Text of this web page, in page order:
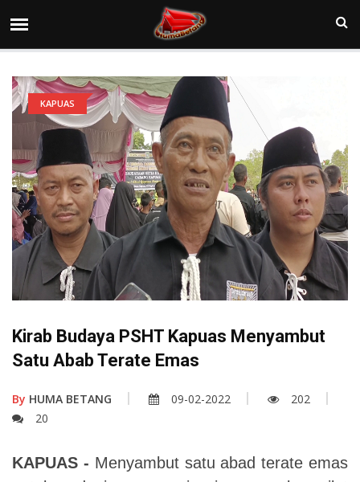
KAPUAS
Kirab Budaya PSHT Kapuas Menyambut
Satu Abab Terate Emas
By HUMA BETANG 09-02-2022
202
20
KAPUAS - Menyambut satu abad terate emas